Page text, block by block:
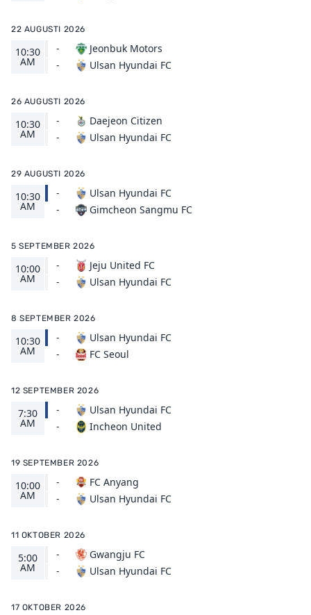
22 AUGUSTI 2026
10:30
AM
-
-
Jeonbuk Motors
Ulsan Hyundai FC
26 AUGUSTI 2026
10:30
AM
-
-
Daejeon Citizen
Ulsan Hyundai FC
29 AUGUSTI 2026
10:30
AM
-
-
Ulsan Hyundai FC
Gimcheon Sangmu FC
5 SEPTEMBER 2026
10:00
AM
-
-
Jeju United FC
Ulsan Hyundai FC
8 SEPTEMBER 2026
10:30
AM
-
-
Ulsan Hyundai FC
FC Seoul
12 SEPTEMBER 2026
7:30
AM
-
-
Ulsan Hyundai FC
Incheon United
19 SEPTEMBER 2026
10:00
AM
-
-
FC Anyang
Ulsan Hyundai FC
11 OKTOBER 2026
5:00
AM
-
-
Gwangju FC
Ulsan Hyundai FC
17 OKTOBER 2026